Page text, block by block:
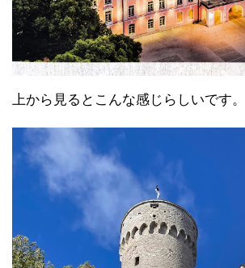
上から見るとこんな感じらしいです。